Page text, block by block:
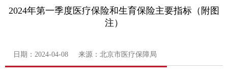
2024年第一季度医疗保险和生育保险主要指标（附图
注）
日期：2024-04-08 来源：北京市医疗保障局